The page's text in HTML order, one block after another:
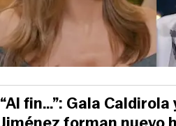
“Al fin…”: Gala Caldirola